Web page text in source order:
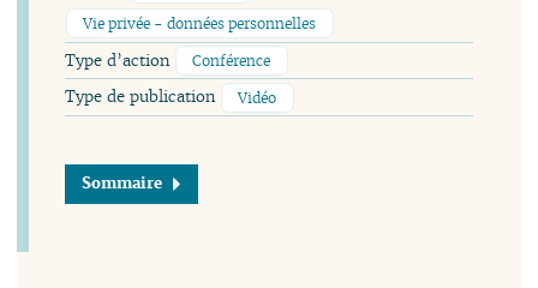
Vie privée - données personnelles
Type d’action Conférence
Type de publication Vidéo
Sommaire